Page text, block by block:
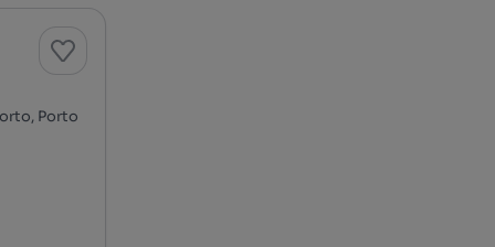
Porto